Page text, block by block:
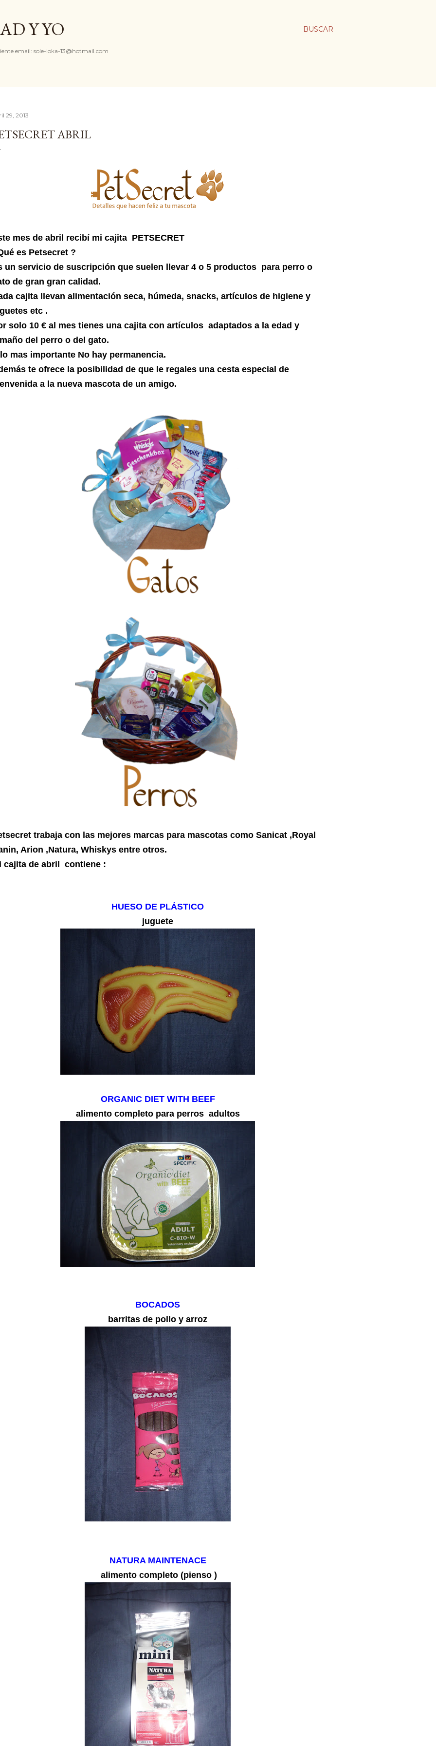
BUSCAR
Y YO
email: sole-loka-13@hotmail.com
29, 2013
ABRIL
mes de abril recibí mi cajita PETSECRET
es Petsecret ?
un servicio de suscripción que suelen llevar 4 o 5 productos para perro o
de gran gran calidad.
cajita llevan alimentación seca, húmeda, snacks, artículos de higiene y
etc .
solo 10 € al mes tienes una cajita con artículos adaptados a la edad y
del perro o del gato.
mas importante No hay permanencia.
te ofrece la posibilidad de que le regales una cesta especial de
a la nueva mascota de un amigo.
trabaja con las mejores marcas para mascotas como Sanicat ,Royal
Arion ,Natura, Whiskys entre otros.
cajita de abril contiene :
HUESO DE PLÁSTICO
juguete
ORGANIC DIET WITH BEEF
alimento completo para perros adultos
BOCADOS
barritas de pollo y arroz
NATURA MAINTENACE
alimento completo (pienso )